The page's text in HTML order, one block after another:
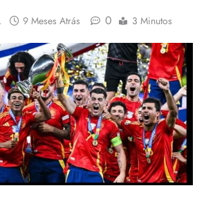
9 Meses Atrás 0 3 Minutos